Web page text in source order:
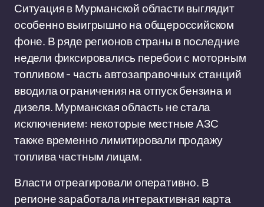
Ситуация в Мурманской области выглядит
особенно выигрышно на общероссийском
фоне. В ряде регионов страны в последние
недели фиксировались перебои с моторным
топливом - часть автозаправочных станций
вводила ограничения на отпуск бензина и
дизеля. Мурманская область не стала
исключением: некоторые местные АЗС
также временно лимитировали продажу
топлива частным лицам.
Власти отреагировали оперативно. В
регионе заработала интерактивная карта